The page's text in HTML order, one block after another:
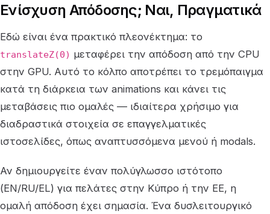
Ενίσχυση Απόδοσης; Ναι, Πραγματικά
Εδώ είναι ένα πρακτικό πλεονέκτημα: το
translateZ(0) μεταφέρει την απόδοση από την CPU
στην GPU. Αυτό το κόλπο αποτρέπει το τρεμόπαιγμα
κατά τη διάρκεια των animations και κάνει τις
μεταβάσεις πιο ομαλές — ιδιαίτερα χρήσιμο για
διαδραστικά στοιχεία σε επαγγελματικές
ιστοσελίδες, όπως αναπτυσσόμενα μενού ή modals.
Αν δημιουργείτε έναν πολύγλωσσο ιστότοπο
(EN/RU/EL) για πελάτες στην Κύπρο ή την ΕΕ, η
ομαλή απόδοση έχει σημασία. Ένα δυσλειτουργικό